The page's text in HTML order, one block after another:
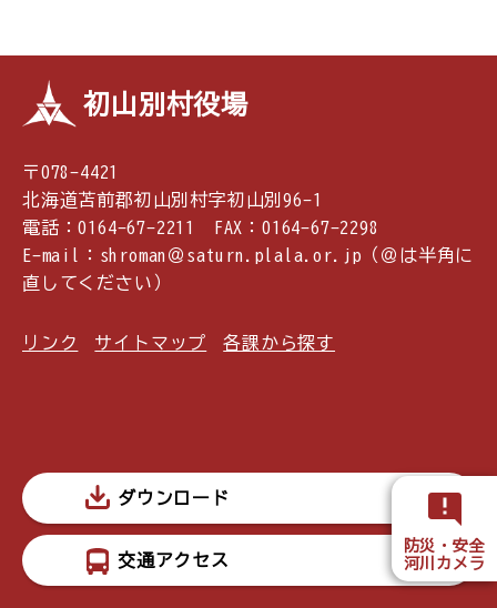
防災・安全
河川カメラ
初山別村役場
〒078-4421
北海道苫前郡初山別村字初山別96-1
電話：0164-67-2211 FAX：0164-67-2298
E-mail：shroman＠saturn.plala.or.jp（＠は半角に
直してください）
リンク サイトマップ 各課から探す
ダウンロード
交通アクセス